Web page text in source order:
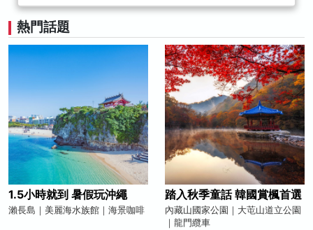
熱門話題
1.5小時就到 暑假玩沖繩
瀨長島｜美麗海水族館｜海景咖啡
踏入秋季童話 韓國賞楓首選
內藏山國家公園｜大芚山道立公園
｜龍門纜車